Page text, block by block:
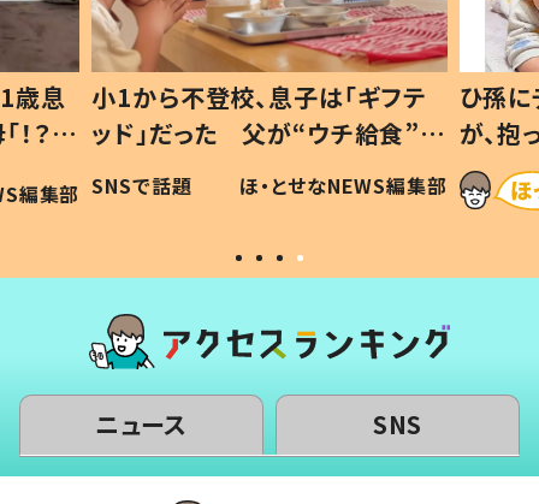
歳息
？」
編集部
小1から不登校、息子は「ギフテ
ッド」だった 父が“ウチ給食”を
作り続ける理由とは #令和の親
#令和の子
SNSで話題 ほ・とせなNEWS編集部
ひ孫
が、
「涙が
い」
ニュース SNS